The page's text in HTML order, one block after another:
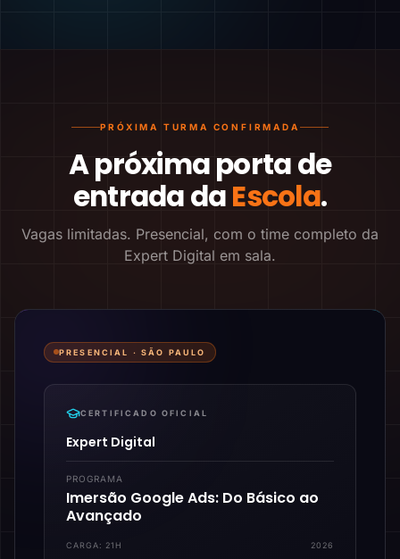
PRÓXIMA TURMA CONFIRMADA
A próxima porta de
entrada daEscola.
Vagas limitadas. Presencial, com o time completo da
Expert Digital em sala.
PRESENCIAL ·SÃO PAULO
CERTIFICADO OFICIAL
Expert Digital
PROGRAMA
Imersão Google Ads: Do Básico ao
Avançado
CARGA: 21H 2026